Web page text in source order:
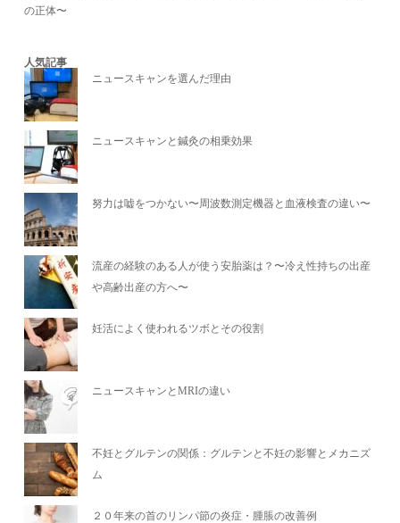
の正体〜
人気記事
ニュースキャンを選んだ理由
ニュースキャンと鍼灸の相乗効果
努力は嘘をつかない〜周波数測定機器と血液検査の違い〜
流産の経験のある人が使う安胎薬は？〜冷え性持ちの出産
や高齢出産の方へ〜
妊活によく使われるツボとその役割
ニュースキャンとMRIの違い
不妊とグルテンの関係：グルテンと不妊の影響とメカニズ
ム
２０年来の首のリンパ節の炎症・腫脹の改善例